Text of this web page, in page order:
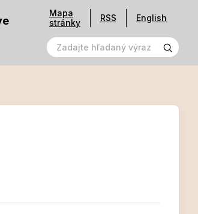
Mapa
stránky
RSS English